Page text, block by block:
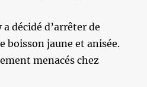
décidé d’arrêter de
boisson jaune et anisée.
menacés chez